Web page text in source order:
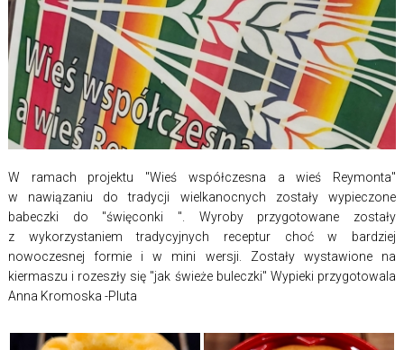
W ramach projektu "Wieś współczesna a wieś Reymonta"
w nawiązaniu do tradycji wielkanocnych zostały wypieczone
babeczki do "święconki ". Wyroby przygotowane zostały
z wykorzystaniem tradycyjnych receptur choć w bardziej
nowoczesnej formie i w mini wersji. Zostały wystawione na
kiermaszu i rozeszły się "jak świeże buleczki" Wypieki przygotowala
Anna Kromoska -Pluta